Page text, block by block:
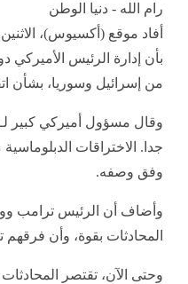
رام الله - دنيا الوطن
أفاد موقع (أكسيوس)،
بأن إدارة الرئيس
من إسرائيل وسوريا، بشأن
وقال مسؤول أميركي كبير
جدا. الاختراقات
وفق وصفه.
وأضاف أن الرئيس ترامب
المحادثات بقوة، وأن
وحتى الآن، تقتصر